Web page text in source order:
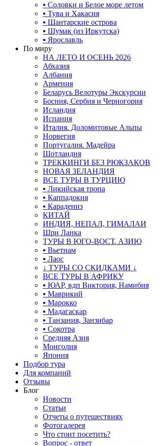
▪ Соловки и Белое море летом
▪ Тува и Хакасия
▪ Шантарские острова
▪ Шумак (из Иркутска)
▪ Ярославль
По миру
НА ЛЕТО И ОСЕНЬ 2026
Абхазия
Албания
Армения
Беларусь Велотуры Экскурсии
Босния, Сербия и Черногория
Исландия
Испания
Италия. Доломитовые Альпы
Норвегия
Португалия. Мадейра
Шотландия
ТРЕККИНГИ БЕЗ РЮКЗАКОВ
НОВАЯ ЗЕЛАНДИЯ
ВСЕ ТУРЫ В ТУРЦИЮ
▪ Ликийская тропа
▪ Каппадокия
▪ Карадениз
КИТАЙ
ИНДИЯ, НЕПАЛ, ГИМАЛАИ
Шри Ланка
ТУРЫ В ЮГО-ВОСТ. АЗИЮ
▪ Вьетнам
▪ Лаос
↓ ТУРЫ СО СКИДКАМИ ↓
ВСЕ ТУРЫ В АФРИКУ
▪ ЮАР, вдп Виктория, Намибия
▪ Маврикий
▪ Марокко
▪ Мадагаскар
▪ Танзания, Занзибар
▪ Сокотра
Средняя Азия
Монголия
Япония
Подбор тура
Для компаний
Отзывы
Блог
Новости
Статьи
Отчеты о путешествиях
Фотогалерея
Что стоит посетить?
Вопрос - ответ